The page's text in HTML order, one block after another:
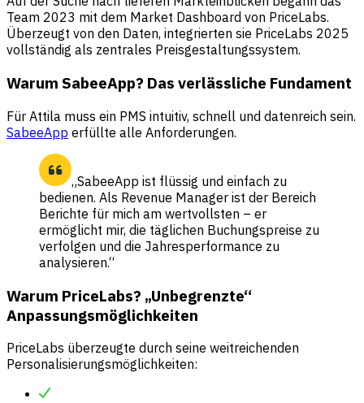
Team 2023 mit dem Market Dashboard von PriceLabs.
Überzeugt von den Daten, integrierten sie PriceLabs 2025
vollständig als zentrales Preisgestaltungssystem.
Warum SabeeApp? Das verlässliche Fundament
Für Attila muss ein PMS intuitiv, schnell und datenreich sein.
SabeeApp erfüllte alle Anforderungen.
„SabeeApp ist flüssig und einfach zu
bedienen. Als Revenue Manager ist der Bereich
Berichte für mich am wertvollsten – er
ermöglicht mir, die täglichen Buchungspreise zu
verfolgen und die Jahresperformance zu
analysieren.“
Warum PriceLabs? „Unbegrenzte“
Anpassungsmöglichkeiten
PriceLabs überzeugte durch seine weitreichenden
Personalisierungsmöglichkeiten: